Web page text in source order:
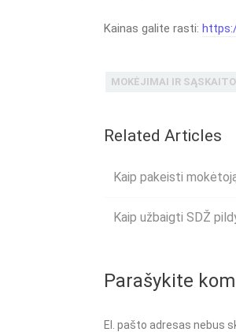
Kainas galite rasti:
MOKĖJIMAI IR
Related Articles
Kaip pakeisti
Kaip užbaigti SDŽ
Parašykite
El. pašto adresas nebus